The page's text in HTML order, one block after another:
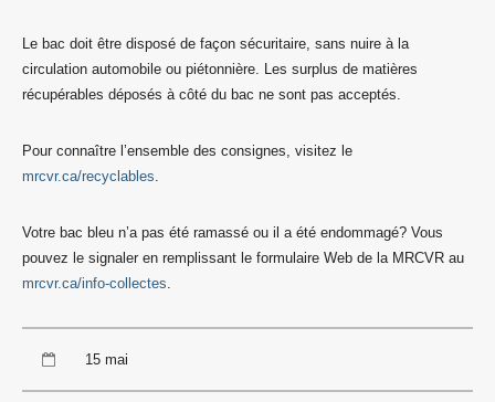
Le bac doit être disposé de façon sécuritaire, sans nuire à la
circulation automobile ou piétonnière. Les surplus de matières
récupérables déposés à côté du bac ne sont pas acceptés.
Pour connaître l’ensemble des consignes, visitez le
mrcvr.ca/recyclables
Votre bac bleu n’a pas été ramassé ou il a été endommagé? Vous
pouvez le signaler en remplissant le formulaire Web de la MRCVR au
mrcvr.ca/info-collectes
15 mai